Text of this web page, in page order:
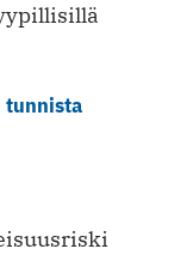
tunnista